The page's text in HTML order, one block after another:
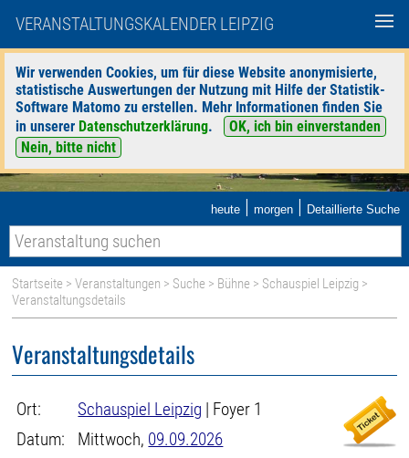
VERANSTALTUNGSKALENDER LEIPZIG
Wir verwenden Cookies, um für diese Website anonymisierte,
statistische Auswertungen der Nutzung mit Hilfe der Statistik-
Software Matomo zu erstellen. Mehr Informationen finden Sie
in unserer Datenschutzerklärung.
OK, ich bin einverstanden
Nein, bitte nicht
heute | morgen | Detaillierte Suche
Startseite >Veranstaltungen > Suche > Bühne > Schauspiel Leipzig >
Veranstaltungsdetails
Veranstaltungsdetails
Ort: Schauspiel Leipzig | Foyer 1
Datum:
Mittwoch, 09.09.2026